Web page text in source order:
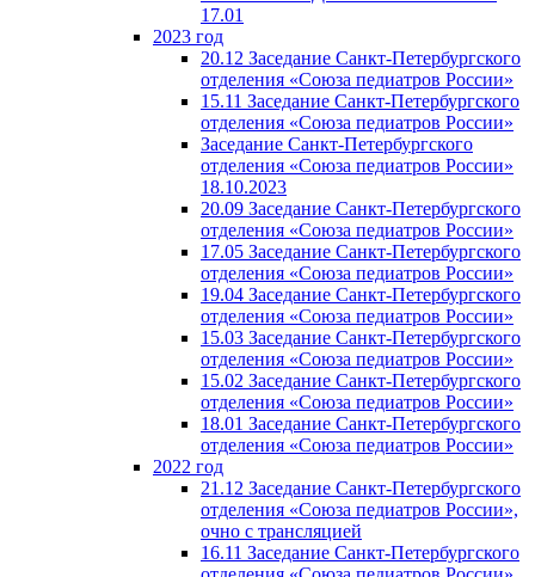
17.01
2023 год
20.12 Заседание Санкт-Петербургского
отделения «Союза педиатров России»
15.11 Заседание Санкт-Петербургского
отделения «Союза педиатров России»
Заседание Санкт-Петербургского
отделения «Союза педиатров России»
18.10.2023
20.09 Заседание Санкт-Петербургского
отделения «Союза педиатров России»
17.05 Заседание Санкт-Петербургского
отделения «Союза педиатров России»
19.04 Заседание Санкт-Петербургского
отделения «Союза педиатров России»
15.03 Заседание Санкт-Петербургского
отделения «Союза педиатров России»
15.02 Заседание Санкт-Петербургского
отделения «Союза педиатров России»
18.01 Заседание Санкт-Петербургского
отделения «Союза педиатров России»
2022 год
21.12 Заседание Санкт-Петербургского
отделения «Союза педиатров России»,
очно с трансляцией
16.11 Заседание Санкт-Петербургского